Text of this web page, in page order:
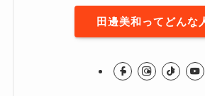
田邊美和ってどんな